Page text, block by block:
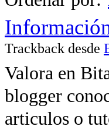
Trackback desde
Valora en
blogger
articulos o